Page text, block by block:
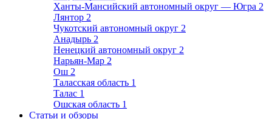
Ханты-Мансийский автономный округ — Югра 2
Лянтор 2
Чукотский автономный округ 2
Анадырь 2
Ненецкий автономный округ 2
Нарьян-Мар 2
Ош 2
Таласская область 1
Талас 1
Ошская область 1
Статьи и обзоры